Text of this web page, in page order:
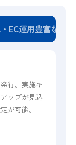
EC運用 豊富な決済
行。実施キ
ップが見込
が可能。